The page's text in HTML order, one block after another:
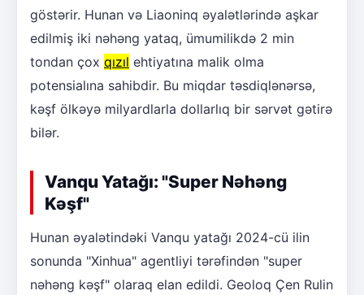
göstərir. Hunan və Liaoninq əyalətlərində aşkar
edilmiş iki nəhəng yataq, ümumilikdə 2 min
tondan çox qızıl ehtiyatına malik olma
potensialına sahibdir. Bu miqdar təsdiqlənərsə,
kəşf ölkəyə milyardlarla dollarlıq bir sərvət gətirə
bilər.
Vanqu Yatağı: "Super Nəhəng
Kəşf"
Hunan əyalətindəki Vanqu yatağı 2024-cü ilin
sonunda "Xinhua" agentliyi tərəfindən "super
nəhəng kəşf" olaraq elan edildi. Geoloq Çen Rulin